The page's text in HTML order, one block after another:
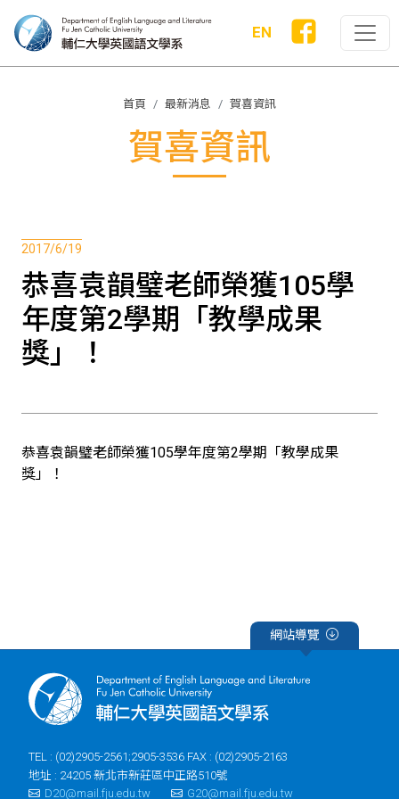
EN
首頁 最新消息 賀喜資訊
賀喜資訊
2017/6/19
恭喜袁韻璧老師榮獲105學
年度第2學期「教學成果
獎」！
恭喜袁韻璧老師榮獲105學年度第2學期「教學成果
獎」！
網站導覽
TEL : (02)2905-2561;2905-3536 FAX : (02)2905-2163
地址 : 24205 新北市新莊區中正路510號
D20@mail.fju.edu.tw
G20@mail.fju.edu.tw